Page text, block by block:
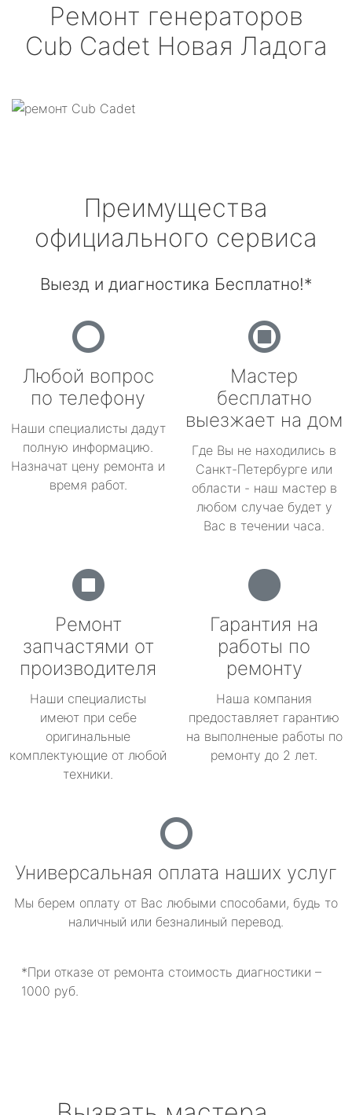
Ремонт генераторов
Cub Cadet Новая Ладога
Преимущества
официального сервиса
Выезд и диагностика Бесплатно!*
Любой вопрос
по телефону
Наши специалисты дадут
полную информацию.
Назначат цену ремонта и
время работ.
Мастер
бесплатно
выезжает на дом
Где Вы не находились в
Санкт-Петербурге или
области - наш мастер в
любом случае будет у
Вас в течении часа.
Ремонт
запчастями от
производителя
Наши специалисты
имеют при себе
оригинальные
комплектующие от любой
техники.
Гарантия на
работы по
ремонту
Наша компания
предоставляет гарантию
на выполненые работы по
ремонту до 2 лет.
Универсальная оплата наших услуг
Мы берем оплату от Вас любыми способами, будь то
наличный или безналиный перевод.
*При отказе от ремонта стоимость диагностики –
1000 руб.